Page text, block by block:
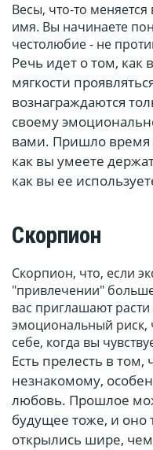
Весы, что-то
имя. Вы начинаете
честолюбие - не
Речь идет о том, как
мягкости
вознаграждаются
своему
вами. Пришло время
как вы умеете
как вы ее
Скорпион
Скорпион, что, если
"привлечении"
вас приглашают
эмоциональный риск,
себе, когда вы
Есть прелесть в том,
незнакомому,
любовь. Прошлое
будущее тоже, и оно
открылись шире,